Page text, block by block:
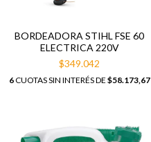
BORDEADORA STIHL FSE 60
ELECTRICA 220V
$349.042
6CUOTAS SIN INTERÉS DE $58.173,67